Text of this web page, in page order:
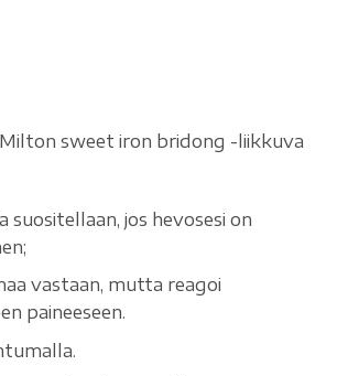
sweet iron bridong -liikkuva
suositellaan, jos hevosesi on
vastaan, mutta reagoi
paineeseen.